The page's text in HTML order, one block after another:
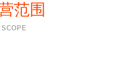
范围
SCOPE